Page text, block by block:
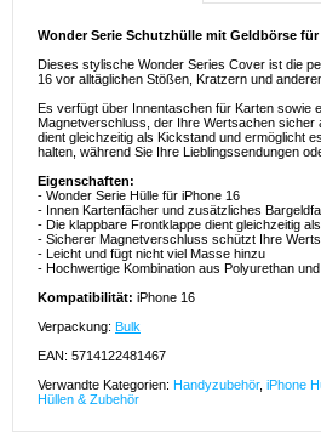
Wonder Serie Schutzhülle mit Geldbörse für
Dieses stylische Wonder Series Cover ist die
16 vor alltäglichen Stößen, Kratzern und
Es verfügt über Innentaschen für Karten sowie
Magnetverschluss, der Ihre Wertsachen sicher
dient gleichzeitig als Kickstand und ermöglicht
halten, während Sie Ihre Lieblingssendungen
Eigenschaften:
- Wonder Serie Hülle für iPhone 16
- Innen Kartenfächer und zusätzliches
- Die klappbare Frontklappe dient gleichzeitig
- Sicherer Magnetverschluss schützt Ihre
- Leicht und fügt nicht viel Masse hinzu
- Hochwertige Kombination aus Polyurethan
Kompatibilität: iPhone 16
Verpackung: Bulk
EAN: 5714122481467
Verwandte Kategorien: Handyzubehör, iPhone
Hüllen & Zubehör